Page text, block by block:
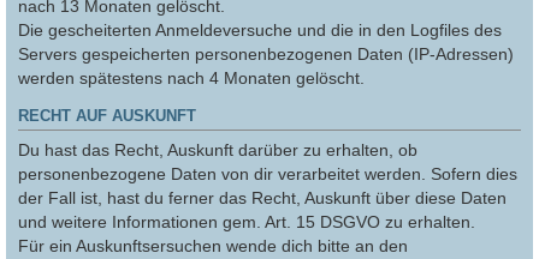
nach 13 Monaten gelöscht.
Die gescheiterten Anmeldeversuche und die in den Logfiles des
Servers gespeicherten personenbezogenen Daten (IP-Adressen)
werden spätestens nach 4 Monaten gelöscht.
RECHT AUF AUSKUNFT
Du hast das Recht, Auskunft darüber zu erhalten, ob
personenbezogene Daten von dir verarbeitet werden. Sofern dies
der Fall ist, hast du ferner das Recht, Auskunft über diese Daten
und weitere Informationen gem. Art. 15 DSGVO zu erhalten.
Für ein Auskunftsersuchen wende dich bitte an den